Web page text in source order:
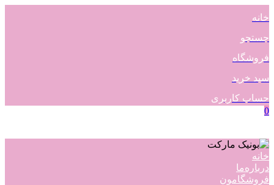
خانه
جستجو
فروشگاه
سبد خرید
حساب کاربری
0
خانه
درباره‌ما
فروشگامون